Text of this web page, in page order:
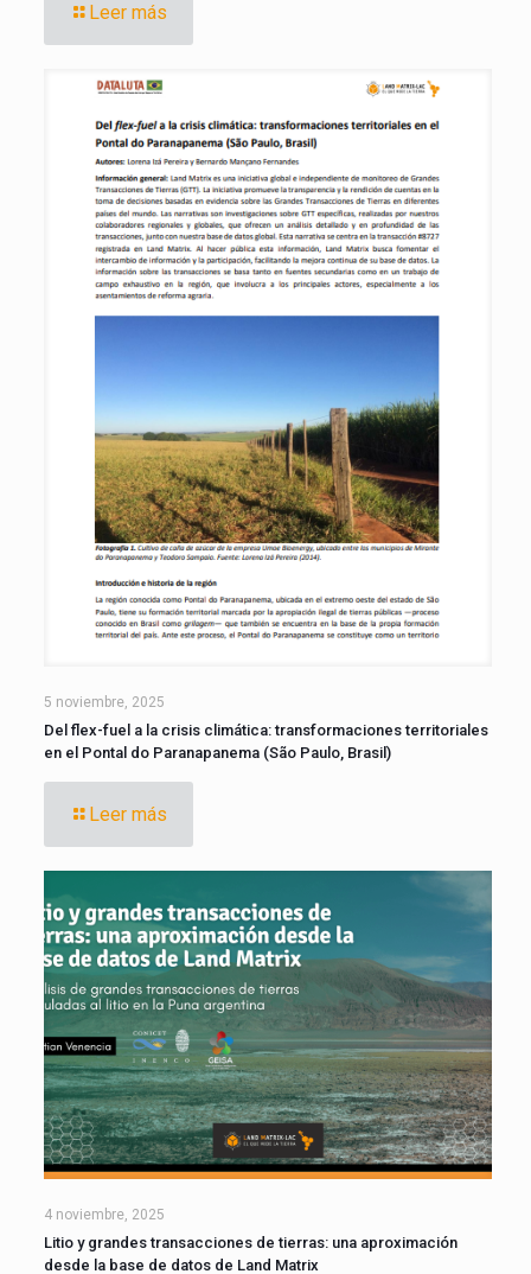
Leer más
5 noviembre, 2025
Del flex-fuel a la crisis climática: transformaciones territoriales
en el Pontal do Paranapanema (São Paulo, Brasil)
Leer más
4 noviembre, 2025
Litio y grandes transacciones de tierras: una aproximación
desde la base de datos de Land Matrix